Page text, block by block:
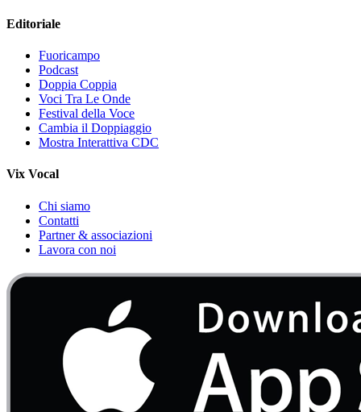
Editoriale
Fuoricampo
Podcast
Doppia Coppia
Voci Tra Le Onde
Festival della Voce
Cambia il Doppiaggio
Mostra Interattiva CDC
Vix Vocal
Chi siamo
Contatti
Partner & associazioni
Lavora con noi